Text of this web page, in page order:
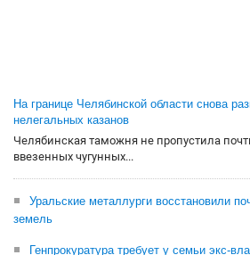
На границе Челябинской области снова
нелегальных казанов
Челябинская таможня не пропустила
ввезенных чугунных...
Уральские металлурги восстановили
земель
Генпрокуратура требует у семьи экс-